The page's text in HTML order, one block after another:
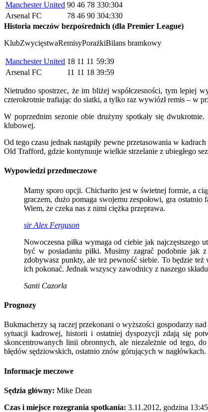
Manchester United 90 46 78 330:304
Arsenal FC
78 46 90 304:330
Historia meczów bezpośrednich (dla Premier League)
KlubZwycięstwaRemisyPorażkiBilans bramkowy
Manchester United 18 11 11 59:39
Arsenal FC
11 11 18 39:59
Nietrudno spostrzec, że im bliżej współczesności, tym lepiej
czterokrotnie trafiając do siatki, a tylko raz wywiózł remis – w
W poprzednim sezonie obie drużyny spotkały się
klubowej.
Od tego czasu jednak nastąpiły pewne przetasowania w
Old Trafford, gdzie kontynuuje wielkie strzelanie z ubiegłego
Wypowiedzi przedmeczowe
Mamy sporo opcji. Chicharito jest w świetnej formie, a
graczem, dużo pomaga swojemu zespołowi, gra
Wiem, że czeka nas z nimi ciężka przeprawa.
sir Alex Ferguson
Nowoczesna piłka wymaga od ciebie jak najczęstszego
być w posiadaniu piłki. Musimy zagrać podobnie jak
zdobywasz punkty, ale też pewność siebie. To będzie
ich pokonać. Jednak wszyscy zawodnicy z naszego
Santi Cazorla
Prognozy
Bukmacherzy są raczej przekonani o wyższości gospodarzy
sytuacji kadrowej, historii i ostatniej dyspozycji zdają się
skoncentrowanych linii obronnych, ale niezależnie od tego,
błędów sędziowskich, ostatnio znów górujących w nagłówkach.
Informacje meczowe
Sędzia główny: Mike Dean
Czas i miejsce rozegrania spotkania: 3.11.2012, godzina